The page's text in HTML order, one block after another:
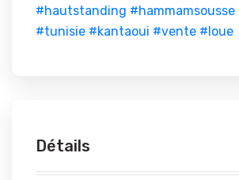
#hautstanding #hammamsousse
#tunisie #kantaoui #vente #loue
Détails